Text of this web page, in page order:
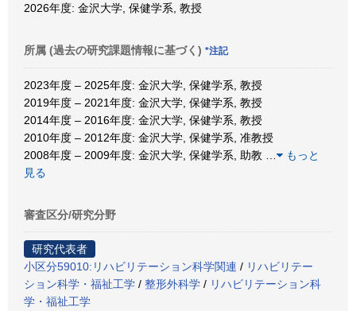
2026年度: 金沢大学, 保健学系, 教授
所属 (過去の研究課題情報に基づく) *注記
2023年度 – 2025年度: 金沢大学, 保健学系, 教授
2019年度 – 2021年度: 金沢大学, 保健学系, 教授
2014年度 – 2016年度: 金沢大学, 保健学系, 教授
2010年度 – 2012年度: 金沢大学, 保健学系, 准教授
2008年度 – 2009年度: 金沢大学, 保健学系, 助教
もっと
見る
審査区分/研究分野
研究代表者
小区分59010:リハビリテーション科学関連 / リハビリテー
ション科学・福祉工学 / 整形外科学 / リハビリテーション科
学・福祉工学